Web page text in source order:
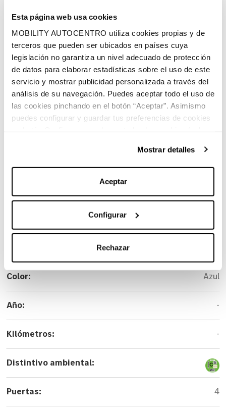
Esta página web usa cookies
MOBILITY AUTOCENTRO utiliza cookies propias y de
terceros que pueden ser ubicados en países cuya
legislación no garantiza un nivel adecuado de protección
de datos para elaborar estadísticas sobre el uso de este
servicio y mostrar publicidad personalizada a través del
análisis de su navegación. Puedes aceptar todo el uso de
las cookies pinchando en el botón “Aceptar”. Asimismo
puedes configurar y guardar tus preferencias de cookies
información sobre el uso de cookies y sus derechos vea
nuestraPolítica de Cookies.
Mostrar detalles
Aceptar
Configurar
Rechazar
Diésel
Combustible
Características principales:
Color: Azul
Año: -
Kilómetros: -
Distintivo ambiental:
Puertas: 4